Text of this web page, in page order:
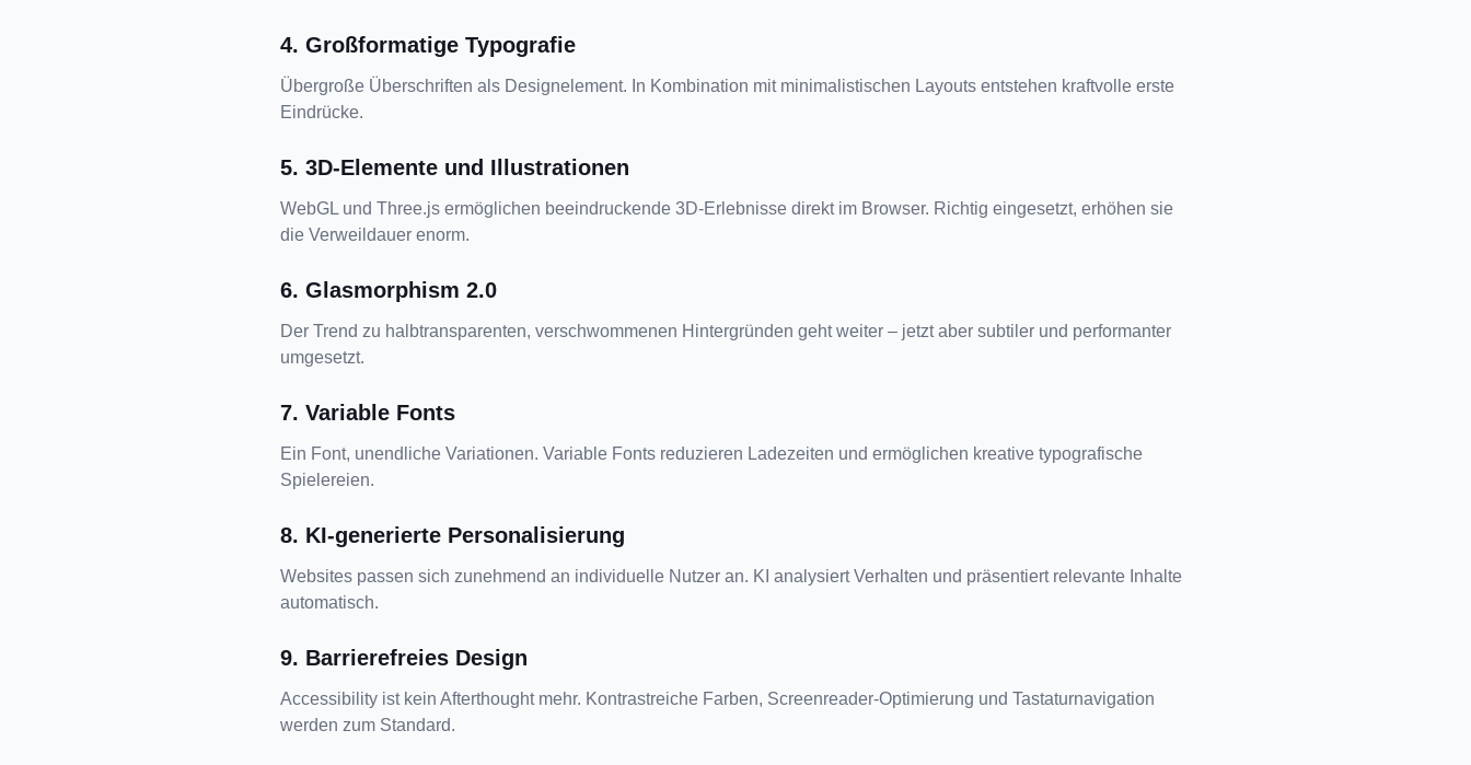
4. Großformatige Typografie
Übergroße Überschriften als Designelement. In Kombination mit minimalistischen Layouts entstehen kraftvolle erste
Eindrücke.
5. 3D-Elemente und Illustrationen
WebGL und Three.js ermöglichen beeindruckende 3D-Erlebnisse direkt im Browser. Richtig eingesetzt, erhöhen sie
die Verweildauer enorm.
6. Glasmorphism 2.0
Der Trend zu halbtransparenten, verschwommenen Hintergründen geht weiter – jetzt aber subtiler und performanter
umgesetzt.
7. Variable Fonts
Ein Font, unendliche Variationen. Variable Fonts reduzieren Ladezeiten und ermöglichen kreative typografische
Spielereien.
8. KI-generierte Personalisierung
Websites passen sich zunehmend an individuelle Nutzer an. KI analysiert Verhalten und präsentiert relevante Inhalte
automatisch.
9. Barrierefreies Design
Accessibility ist kein Afterthought mehr. Kontrastreiche Farben, Screenreader-Optimierung und Tastaturnavigation
werden zum Standard.